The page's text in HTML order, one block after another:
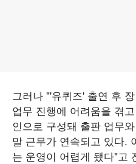
그러나 "'유퀴즈' 출연 후
업무 진행에 어려움을 겪
인으로 구성돼 출판 업무
말 근무가 연속되고 있다.
는 운영이 어렵게 됐다"고